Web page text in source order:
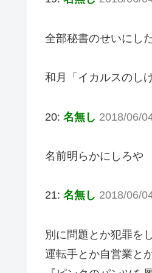
全部秘書のせいにし
和月「イカルスのし
20: 名無し 2018/06/
名前明らかにしろや
21: 名無し 2018/06/
別に問題とか犯罪を
運転手とか自営業と